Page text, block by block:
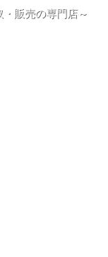
販売の専門店～